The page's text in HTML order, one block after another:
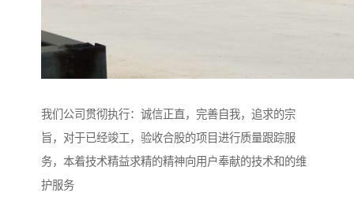
我们公司贯彻执行：诚信正直，完善自我，追求的宗
旨，对于已经竣工，验收合股的项目进行质量跟踪服
务，本着技术精益求精的精神向用户奉献的技术和的维
护服务